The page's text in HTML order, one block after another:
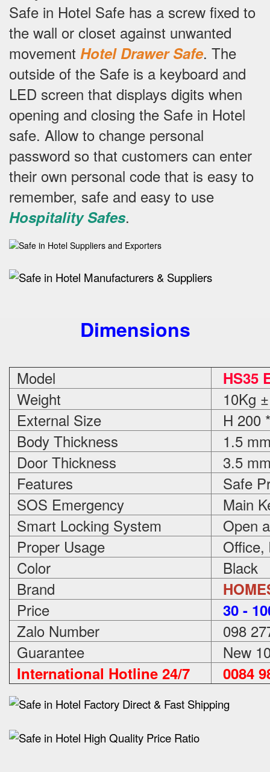
Safe in Hotel Safe has a screw fixed to
the wall or closet against unwanted
movement Hotel Drawer Safe. The
outside of the Safe is a keyboard and
LED screen that displays digits when
opening and closing the Safe in Hotel
safe. Allow to change personal
password so that customers can enter
their own personal code that is easy to
remember, safe and easy to use
Hospitality Safes.
Dimensions
Model HS35
Weight
10Kg
External Size
H 200
Body Thickness
1.5
Door Thickness
3.5
Features
Safe
SOS Emergency
Main
Smart Locking System
Open
Proper Usage
Office,
Color
Black
Brand
Price 30 -
Zalo Number
098
Guarantee
New
International Hotline 24/7 0084